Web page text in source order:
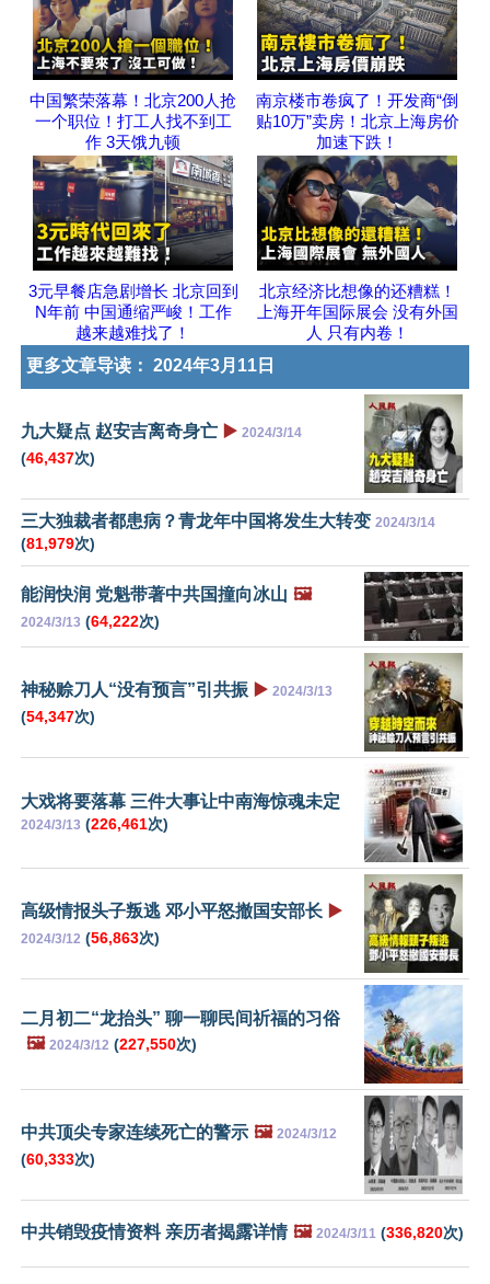
中国繁荣落幕！北京200人抢
一个职位！打工人找不到工
作 3天饿九顿
南京楼市卷疯了！开发商“倒
贴10万”卖房！北京上海房价
加速下跌！
3元早餐店急剧增长 北京回到
N年前 中国通缩严峻！工作
越来越难找了！
北京经济比想像的还糟糕！
上海开年国际展会 没有外国
人 只有内卷！
更多文章导读： 2024年3月11日
九大疑点 赵安吉离奇身亡 ▶️ 2024/3/14
(46,437次)
三大独裁者都患病？青龙年中国将发生大转变 2024/3/14
(81,979次)
能润快润 党魁带著中共国撞向冰山 🖼️
2024/3/13 (64,222次)
神秘赊刀人“没有预言”引共振 ▶️ 2024/3/13
(54,347次)
大戏将要落幕 三件大事让中南海惊魂未定
2024/3/13 (226,461次)
高级情报头子叛逃 邓小平怒撤国安部长 ▶️
2024/3/12 (56,863次)
二月初二“龙抬头” 聊一聊民间祈福的习俗
🖼️ 2024/3/12 (227,550次)
中共顶尖专家连续死亡的警示 🖼️ 2024/3/12
(60,333次)
中共销毁疫情资料 亲历者揭露详情 🖼️ 2024/3/11 (336,820次)